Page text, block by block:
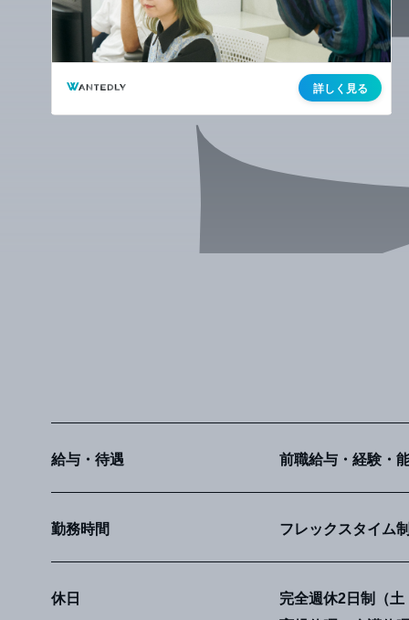
給与・待遇 前職給与・経験・
勤務時間 フレックスタイム
休日
完全週休2日制（